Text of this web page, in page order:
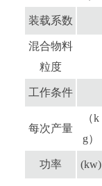
装载系数
混合物料
粒度
工作条件
每次产量
（k
g）
功率 (kw)